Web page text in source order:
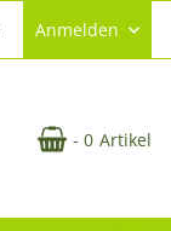
Anmelden
- 0 Artikel